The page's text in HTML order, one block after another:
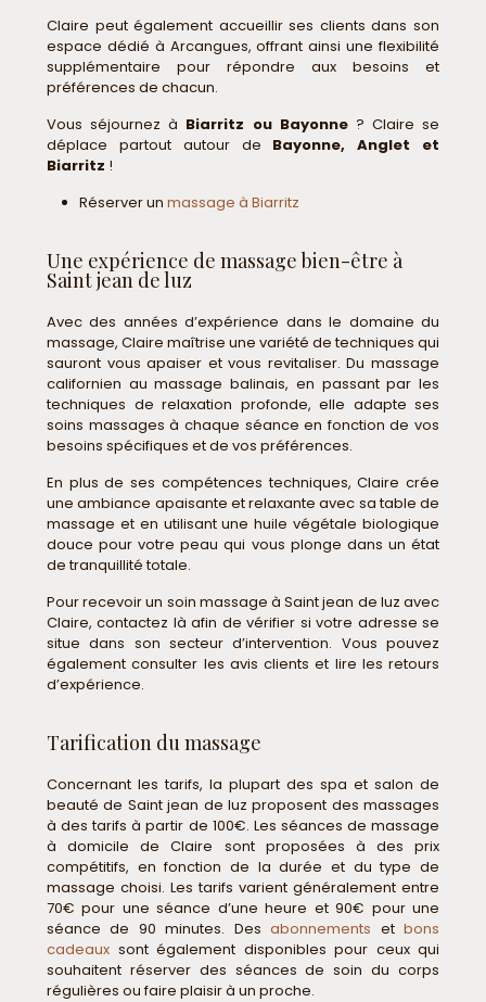
Claire peut également accueillir ses clients dans son
espace dédié à Arcangues, offrant ainsi une flexibilité
supplémentaire pour répondre aux besoins et
préférences de chacun.
Vous séjournez à Biarritz ou Bayonne? Claire se
déplace partout autour de Bayonne, Anglet et
Biarritz !
Réserver un massage à Biarritz
Une expérience de massage bien-être à
Saint jean de luz
Avec des années d’expérience dans le domaine du
massage, Claire maîtrise une variété de techniques qui
sauront vous apaiser et vous revitaliser. Du massage
californien au massage balinais, en passant par les
techniques de relaxation profonde, elle adapte ses
soins massages à chaque séance en fonction de vos
besoins spécifiques et de vos préférences.
En plus de ses compétences techniques, Claire crée
une ambiance apaisante et relaxante avec sa table de
massage et en utilisant une huile végétale biologique
douce pour votre peau qui vous plonge dans un état
de tranquillité totale.
Pour recevoir un soin massage à Saint jean de luz avec
Claire, contactez là afin de vérifier si votre adresse se
situe dans son secteur d’intervention. Vous pouvez
également consulter les avis clients et lire les retours
d’expérience.
Tarification du massage
Concernant les tarifs, la plupart des spa et salon de
beauté de Saint jean de luz proposent des massages
à des tarifs à partir de 100€. Les séances de massage
à domicile de Claire sont proposées à des prix
compétitifs, en fonction de la durée et du type de
massage choisi. Les tarifs varient généralement entre
70€ pour une séance d’une heure et 90€ pour une
séance de 90 minutes. Desabonnements etbons
cadeaux sont également disponibles pour ceux qui
souhaitent réserver des séances de soin du corps
régulières ou faire plaisir à un proche.